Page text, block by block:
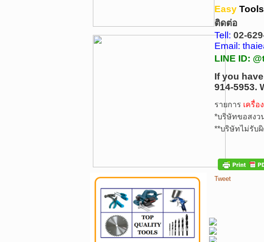
Easy Tools
ติดต่อ
Tell: 02-
Email:
LINE ID:
If you
914-5953.
รายการ เครื่อ
*บริษัทขอสงว
**บริษัทไม่รับ
Tweet